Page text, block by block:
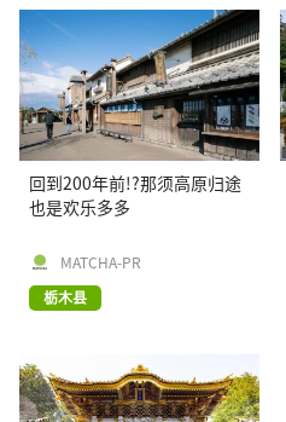
回到200年前!?那须高原归途
也是欢乐多多
MATCHA-PR
栃木县